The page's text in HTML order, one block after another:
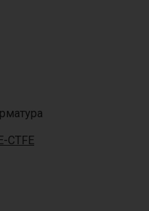
CTFE